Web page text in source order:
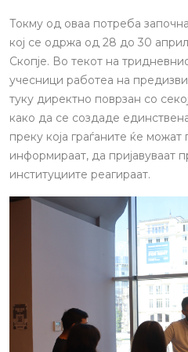
Токму од оваа потреба
кој се одржа од 28 до 30
Скопје. Во текот на
учесници работеа на
туку директно поврзан со
како да се создаде
преку која граѓаните ќе
информираат, да пријавуваат
институциите реагираат.